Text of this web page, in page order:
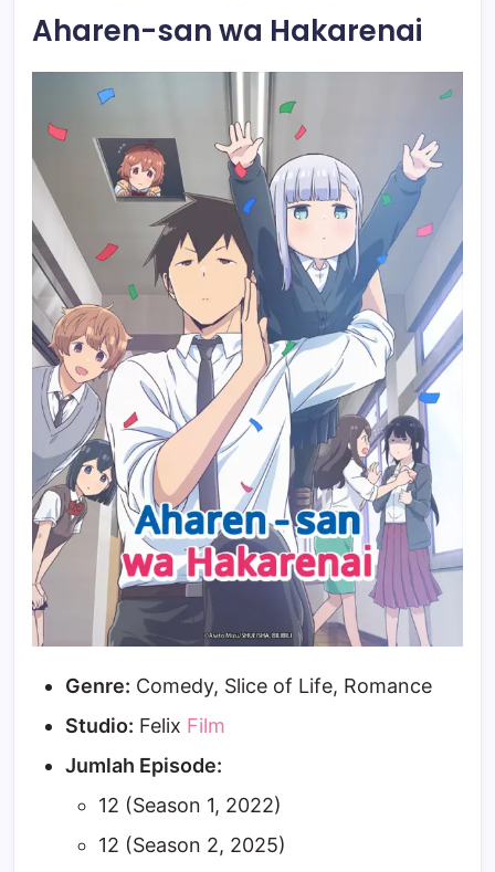
Aharen-san wa Hakarenai
Genre: Comedy, Slice of Life, Romance
Studio: Felix Film
Jumlah Episode:
12 (Season 1, 2022)
12 (Season 2, 2025)